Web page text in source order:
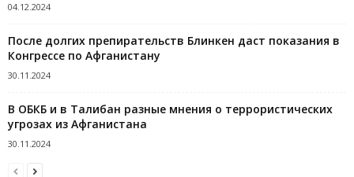
04.12.2024
После долгих препирательств Блинкен даст показания в
Конгрессе по Афганистану
30.11.2024
В ОБКБ и в Талибан разные мнения о террористических
угрозах из Афганистана
30.11.2024